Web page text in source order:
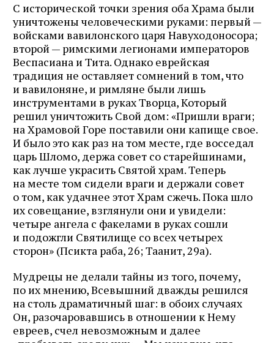
С исторической точки зрения оба Храма были
уничтожены человеческими руками: первый —
войсками вавилонского царя Навуходоносора;
второй — римскими легионами императоров
Веспасиана и Тита. Однако еврейская
традиция не оставляет сомнений в том, что
и вавилоняне, и римляне были лишь
инструментами в руках Творца, Который
решил уничтожить Свой дом: «Пришли враги;
на Храмовой Горе поставили они капище свое.
И было это как раз на том месте, где восседал
царь Шломо, держа совет со старейшинами,
как лучше украсить Святой храм. Теперь
на месте том сидели враги и держали совет
о том, как удачнее этот Храм сжечь. Пока шло
их совещание, взглянули они и увидели:
четыре ангела с факелами в руках сошли
и подожгли Святилище со всех четырех
сторон» (Псикта раба, 26; Таанит, 29а).
Мудрецы не делали тайны из того, почему,
по их мнению, Всевышний дважды решился
на столь драматичный шаг: в обоих случаях
Он, разочаровавшись в отношении к Нему
евреев, счел невозможным и далее